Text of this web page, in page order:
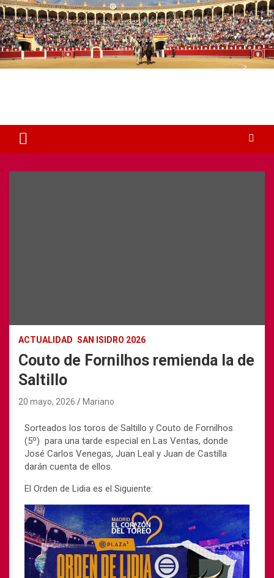
ACTUALIDAD SAN ISIDRO 2026
Couto de Fornilhos remienda la de
Saltillo
20 mayo, 2026 Mariano
Sorteados los toros de Saltillo y Couto de Fornilhos
(5º) para una tarde especial en Las Ventas, donde
José Carlos Venegas, Juan Leal y Juan de Castilla
darán cuenta de ellos.
El Orden de Lidia es el Siguiente: